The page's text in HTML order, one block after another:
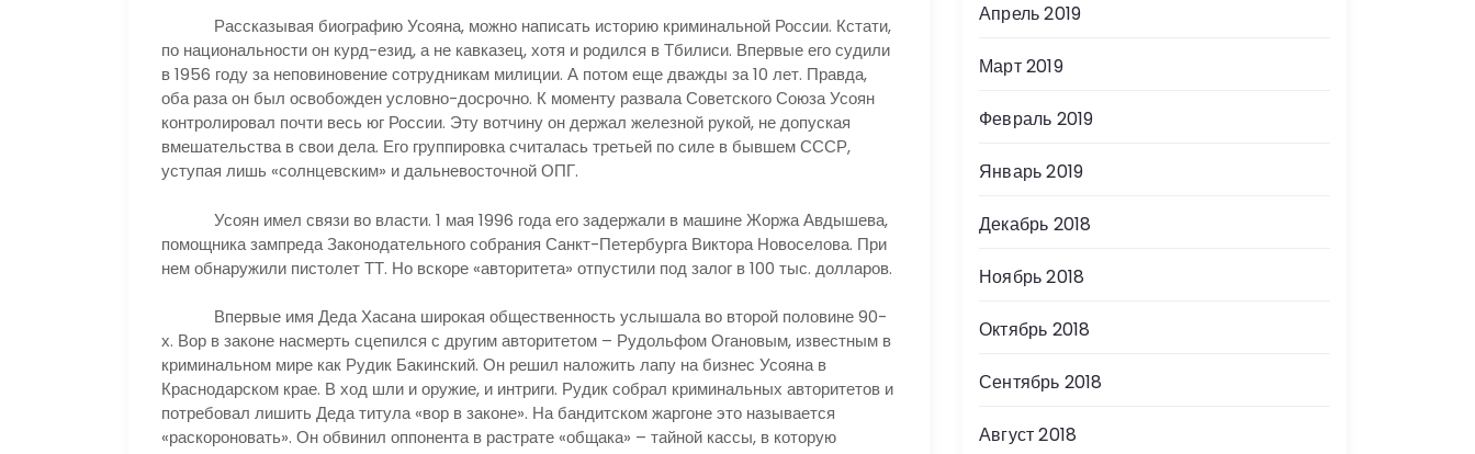
Рассказывая биографию Усояна, можно написать историю криминальной России. Кстати,
по национальности он курд-езид, а не кавказец, хотя и родился в Тбилиси. Впервые его судили
в 1956 году за неповиновение сотрудникам милиции. А потом еще дважды за 10 лет. Правда,
оба раза он был освобожден условно-досрочно. К моменту развала Советского Союза Усоян
контролировал почти весь юг России. Эту вотчину он держал железной рукой, не допуская
вмешательства в свои дела. Его группировка считалась третьей по силе в бывшем СССР,
уступая лишь «солнцевским» и дальневосточной ОПГ.
Усоян имел связи во власти. 1 мая 1996 года его задержали в машине Жоржа Авдышева,
помощника зампреда Законодательного собрания Санкт-Петербурга Виктора Новоселова. При
нем обнаружили пистолет ТТ. Но вскоре «авторитета» отпустили под залог в 100 тыс. долларов.
Впервые имя Деда Хасана широкая общественность услышала во второй половине 90-
х. Вор в законе насмерть сцепился с другим авторитетом – Рудольфом Огановым, известным в
криминальном мире как Рудик Бакинский. Он решил наложить лапу на бизнес Усояна в
Краснодарском крае. В ход шли и оружие, и интриги. Рудик собрал криминальных авторитетов и
потребовал лишить Деда титула «вор в законе». На бандитском жаргоне это называется
«раскороновать». Он обвинил оппонента в растрате «общака» – тайной кассы, в которую
Апрель 2019
Март 2019
Февраль 2019
Январь 2019
Декабрь 2018
Ноябрь 2018
Октябрь 2018
Сентябрь 2018
Август 2018